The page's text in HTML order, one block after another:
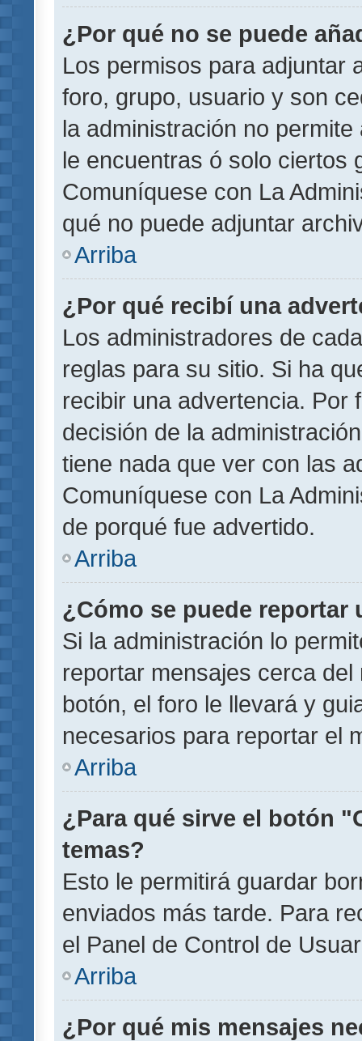
¿Por qué no se puede
Los permisos para adjuntar
foro, grupo, usuario y son
la administración no
le encuentras ó solo ciertos
Comuníquese con La
qué no puede adjuntar
Arriba
¿Por qué recibí una
Los administradores de
reglas para su sitio. Si ha
recibir una advertencia. Por
decisión de la
tiene nada que ver con las
Comuníquese con La
de porqué fue advertido.
Arriba
¿Cómo se puede reportar
Si la administración lo
reportar mensajes cerca
botón, el foro le llevará y
necesarios para reportar el
Arriba
¿Para qué sirve el botón
temas?
Esto le permitirá guardar
enviados más tarde. Para
el Panel de Control de
Arriba
¿Por qué mis mensajes